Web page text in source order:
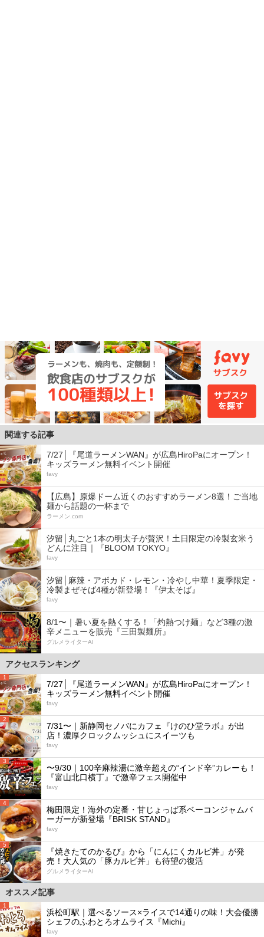
関連する記事
7/27│『尾道ラーメンWAN』が広島HiroPaにオープン！
キッズラーメン無料イベント開催
favy
【広島】原爆ドーム近くのおすすめラーメン8選！ご当地
麺から話題の一杯まで
ラーメン.com
汐留│丸ごと1本の明太子が贅沢！土日限定の冷製玄米う
どんに注目｜『BLOOM TOKYO』
favy
汐留│麻辣・アボカド・レモン・冷やし中華！夏季限定・
冷製まぜそば4種が新登場！『伊太そば』
favy
8/1〜｜暑い夏を熱くする！「灼熱つけ麺」など3種の激
辛メニューを販売『三田製麺所』
グルメライターAI
アクセスランキング
1
7/27│『尾道ラーメンWAN』が広島HiroPaにオープン！
キッズラーメン無料イベント開催
favy
2
7/31〜｜新静岡セノバにカフェ『けのひ堂ラボ』が出
店！濃厚クロックムッシュにスイーツも
favy
3
〜9/30｜100辛麻辣湯に激辛超えの“インド辛”カレーも！
『富山北口横丁』で激辛フェス開催中
favy
4
梅田限定！海外の定番・甘じょっぱ系ベーコンジャムバ
ーガーが新登場『BRISK STAND』
favy
5
『焼きたてのかるび』から「にんにくカルビ丼」が発
売！大人気の「豚カルビ丼」も待望の復活
グルメライターAI
オススメ記事
1
浜松町駅｜選べるソース×ライスで14通りの味！大会優勝
シェフのふわとろオムライス『Michi』
favy